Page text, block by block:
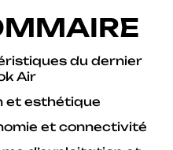
du dernier
Air
et esthétique
et connectivité